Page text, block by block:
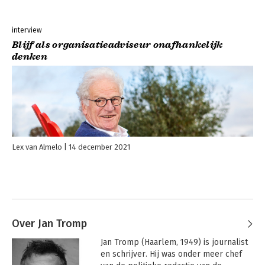
interview
Blijf als organisatieadviseur onafhankelijk
denken
Lex van Almelo 14 december 2021
Over Jan Tromp
Jan Tromp (Haarlem, 1949) is journalist
en schrijver. Hij was onder meer chef